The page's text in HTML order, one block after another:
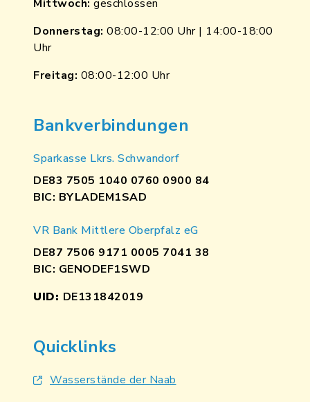
Mittwoch: geschlossen
Donnerstag: 08:00-12:00 Uhr | 14:00-18:00
Uhr
Freitag: 08:00-12:00 Uhr
Bankverbindungen
Sparkasse Lkrs. Schwandorf
DE83 7505 1040 0760 0900 84
BIC: BYLADEM1SAD
VR Bank Mittlere Oberpfalz eG
DE87 7506 9171 0005 7041 38
BIC: GENODEF1SWD
UID: DE131842019
Quicklinks
Wasserstände der Naab